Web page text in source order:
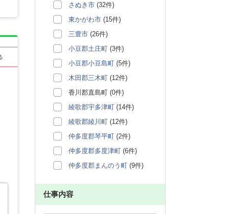
さぬき市 (32件)
東かがわ市 (15件)
三豊市 (26件)
小豆郡土庄町 (3件)
小豆郡小豆島町 (5件)
木田郡三木町 (12件)
香川郡直島町 (0件)
綾歌郡宇多津町 (14件)
綾歌郡綾川町 (12件)
仲多度郡琴平町 (2件)
仲多度郡多度津町 (6件)
仲多度郡まんのう町 (9件)
仕事内容